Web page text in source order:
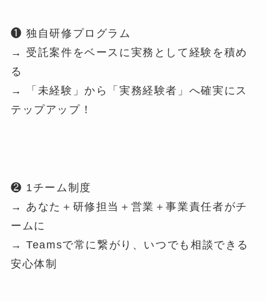
❶ 独自研修プログラム
→ 受託案件をベースに実務として経験を積め
る
→ 「未経験」から「実務経験者」へ確実にス
テップアップ！
❷ 1チーム制度
→ あなた＋研修担当＋営業＋事業責任者がチ
ームに
→ Teamsで常に繋がり、いつでも相談できる
安心体制